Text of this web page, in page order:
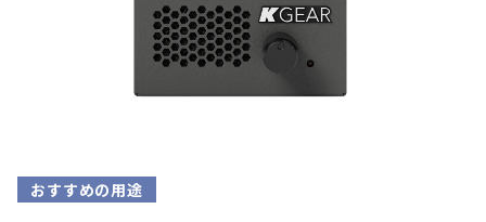
おすすめの用途